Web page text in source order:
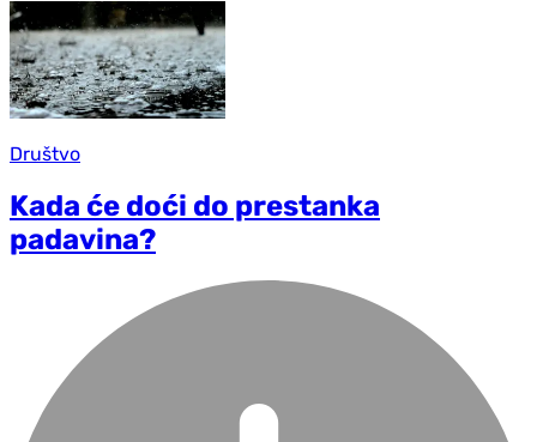
Društvo
Kada će doći do prestanka
padavina?